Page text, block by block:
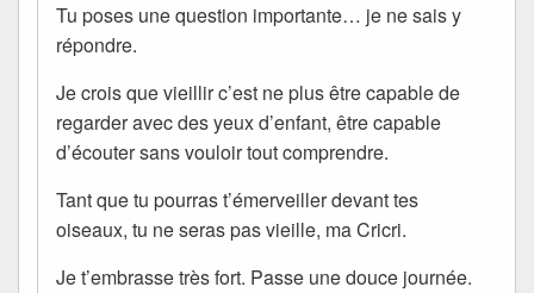
Tu poses une question importante… je ne sais y
répondre.
Je crois que vieillir c’est ne plus être capable de
regarder avec des yeux d’enfant, être capable
d’écouter sans vouloir tout comprendre.
Tant que tu pourras t’émerveiller devant tes
oiseaux, tu ne seras pas vieille, ma Cricri.
Je t’embrasse très fort. Passe une douce journée.